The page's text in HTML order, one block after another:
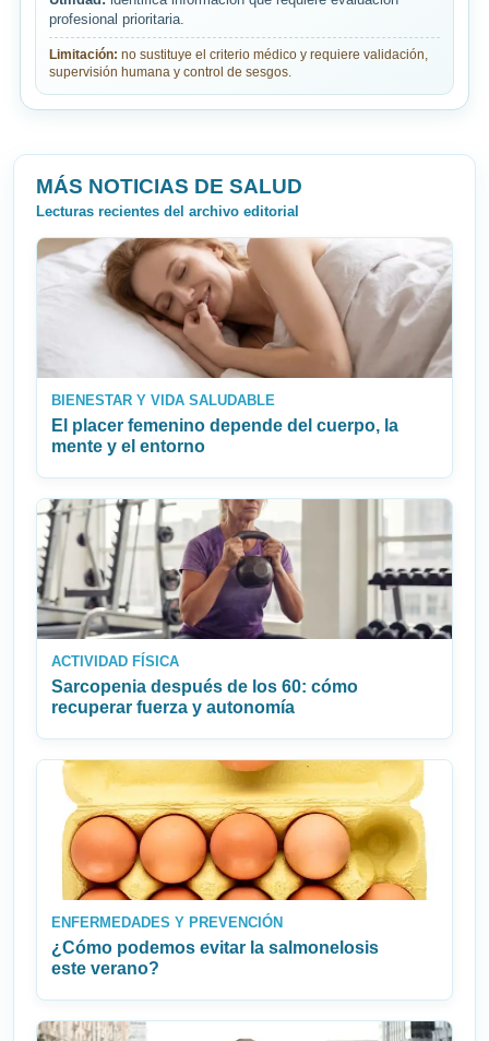
profesional prioritaria.
Limitación: no sustituye el criterio médico y requiere validación,
supervisión humana y control de sesgos.
MÁS NOTICIAS DE SALUD
Lecturas recientes del archivo editorial
BIENESTAR Y VIDA SALUDABLE
El placer femenino depende del cuerpo, la
mente y el entorno
ACTIVIDAD FÍSICA
Sarcopenia después de los 60: cómo
recuperar fuerza y autonomía
ENFERMEDADES Y PREVENCIÓN
¿Cómo podemos evitar la salmonelosis
este verano?